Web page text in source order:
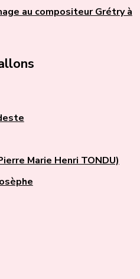
au compositeur Grétry à
Marie Henri TONDU)